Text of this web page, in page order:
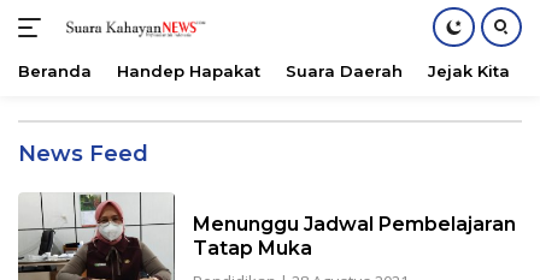
konten
Beranda Handep Hapakat Suara Daerah Jejak Kita
Suarakahayannews.com
News Feed
Menunggu Jadwal Pembelajaran
Tatap Muka